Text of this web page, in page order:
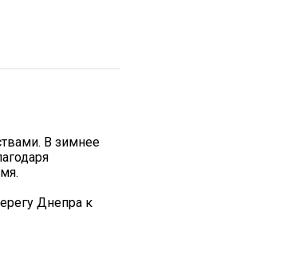
В зимнее
Днепра к